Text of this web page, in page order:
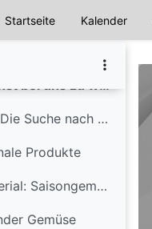
Startseite Kalender
Aufgabe: Organisation Exkursion
7. Was wächst bei uns zu welcher Zeit?
Aufgabe 7: Die Suche nach Obst und Gemüse im Handel
Produkte
Arbeitsmaterial: Saisongemüse und -obst
Gemüse